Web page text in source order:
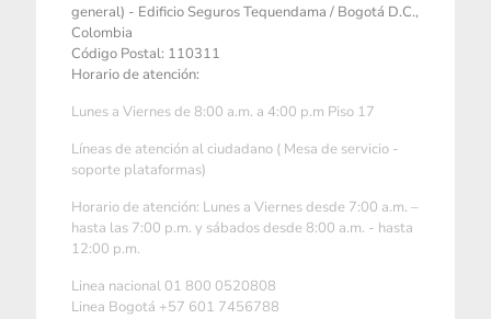
general) - Edificio Seguros Tequendama / Bogotá D.C.,
Colombia
Código Postal: 110311
Horario de atención:
Lunes a Viernes de 8:00 a.m. a 4:00 p.m Piso 17
Líneas de atención al ciudadano ( Mesa de servicio -
soporte plataformas)
Horario de atención: Lunes a Viernes desde 7:00 a.m. –
hasta las 7:00 p.m. y sábados desde 8:00 a.m. - hasta
12:00 p.m.
Linea nacional 01 800 0520808
Linea Bogotá +57 601 7456788